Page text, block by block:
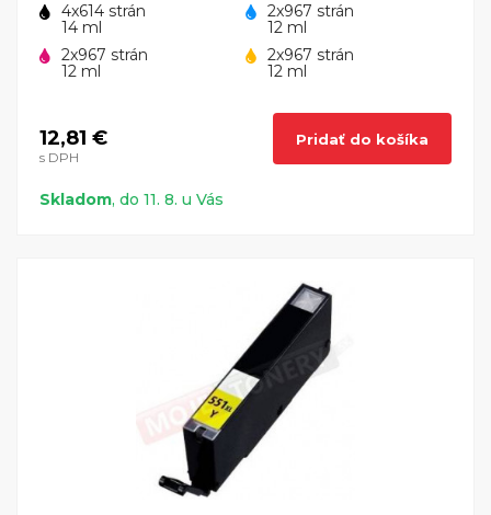
4x614 strán
14 ml
2x967 strán
12 ml
2x967 strán
12 ml
2x967 strán
12 ml
12,81 €
s DPH
Pridať do košíka
Skladom, do 11. 8. u Vás